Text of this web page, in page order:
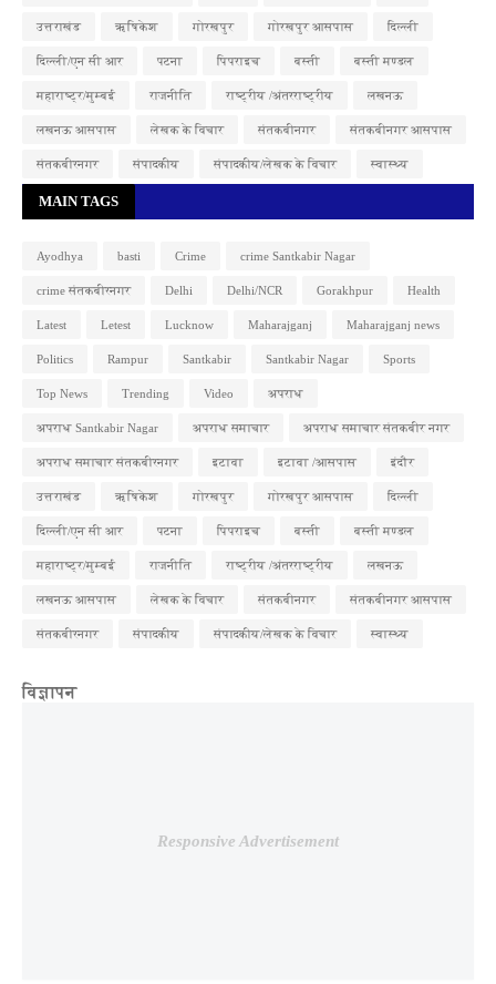
उत्तराखंड ऋषिकेश गोरखपुर गोरखपुर आसपास दिल्ली
दिल्ली/एन सी आर पटना पिपराइच बस्ती बस्ती मण्डल
महाराष्ट्र/मुम्बई राजनीति राष्ट्रीय /अंतरराष्ट्रीय लखनऊ
लखनऊ आसपास लेखक के विचार संतकबीनगर संतकबीनगर आसपास
संतकबीरनगर संपादकीय संपादकीय/लेखक के विचार स्वास्थ्य
MAIN TAGS
Ayodhya basti Crime crime Santkabir Nagar
crime संतकबीरनगर Delhi Delhi/NCR Gorakhpur Health
Latest Letest Lucknow Maharajganj Maharajganj news
Politics Rampur Santkabir Santkabir Nagar Sports
Top News Trending Video अपराध
अपराध Santkabir Nagar अपराध समाचार अपराध समाचार संतकबीर नगर
अपराध समाचार संतकबीरनगर इटावा इटावा /आसपास इंदौर
उत्तराखंड ऋषिकेश गोरखपुर गोरखपुर आसपास दिल्ली
दिल्ली/एन सी आर पटना पिपराइच बस्ती बस्ती मण्डल
महाराष्ट्र/मुम्बई राजनीति राष्ट्रीय /अंतरराष्ट्रीय लखनऊ
लखनऊ आसपास लेखक के विचार संतकबीनगर संतकबीनगर आसपास
संतकबीरनगर संपादकीय संपादकीय/लेखक के विचार स्वास्थ्य
विज्ञापन
Responsive Advertisement